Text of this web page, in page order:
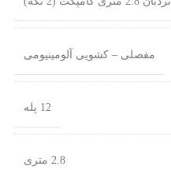
مفصلی – کشویی آلومینیومی
12 پله
2.8 متری